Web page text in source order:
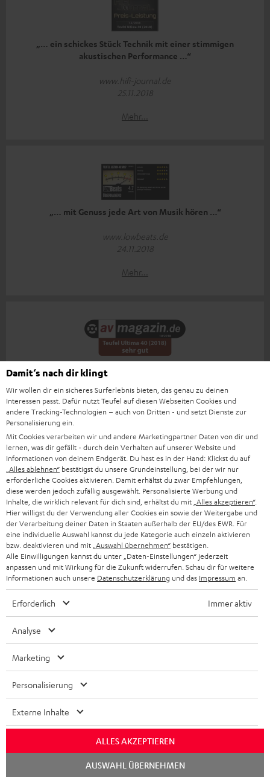
„… ein schickes Stück Technik mit einer stimmigen
akustischen Performance …“
www.hifi-journal.de
25.11.2018
Mehr...
„… mit Genuss jede Art von Musik hören …“
www.lowbeats.de
24.11.2018
Mehr...
„Großer Klang für kleines Geld“
AV-Magazin
31.10.2018
Zubehör
Notwendiges Zubehör
Bitte prüfe, ob benötigte Verbindungskabel im
Lieferumfang enthalten sind.
High-Speed HDMI® Kabel
Highspeed HDMI-Kabel
unterstützt aktuelle Standards
16,99€
Damit‘s nach dir klingt
Wir wollen dir ein sicheres Surferlebnis bieten, das genau zu deinen
Interessen passt. Dafür nutzt Teufel auf diesen Webseiten Cookies und
andere Tracking-Technologien – auch von Dritten - und setzt Dienste zur
Personalisierung ein.
Mit Cookies verarbeiten wir und andere Marketingpartner Daten von dir und
lernen, was dir gefällt - durch dein Verhalten auf unserer Website und
Informationen von deinem Endgerät. Du hast es in der Hand: Klickst du auf
„Alles ablehnen“ bestätigst du unsere Grundeinstellung, bei der wir nur
erforderliche Cookies aktivieren. Damit erhältst du zwar Empfehlungen,
diese werden jedoch zufällig ausgewählt. Personalisierte Werbung und
Inhalte, die wirklich relevant für dich sind, erhältst du mit „Alles akzeptieren“.
Hier willigst du der Verwendung aller Cookies ein sowie der Weitergabe und
der Verarbeitung deiner Daten in Staaten außerhalb der EU/des EWR. Für
eine individuelle Auswahl kannst du jede Kategorie auch einzeln aktivieren
bzw. deaktivieren und mit „Auswahl übernehmen“ bestätigen.
Alle Einwilligungen kannst du unter „Daten-Einstellungen“ jederzeit
anpassen und mit Wirkung für die Zukunft widerrufen. Schau dir für weitere
Informationen auch unsere Datenschutzerklärung und das Impressum an.
Erforderlich Immer aktiv
Analyse
Marketing
Personalisierung
Externe Inhalte
ALLES AKZEPTIEREN
AUSWAHL ÜBERNEHMEN